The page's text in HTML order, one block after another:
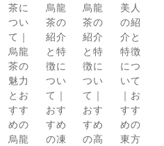
茶に
つい
て｜
烏龍
茶の
魅力
とお
すす
めの
烏龍
烏龍
茶の
紹介
と特
徴に
つい
て｜
おす
すめ
の凍
烏龍
茶の
紹介
と特
徴に
つい
て｜
おす
すめ
の高
美人
の紹
介と
特徴
につ
いて
｜お
すす
めの
東方